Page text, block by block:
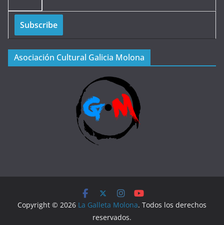
Asociación Cultural Galicia Molona
Copyright © 2026 La Galleta Molona. Todos los derechos
reservados.